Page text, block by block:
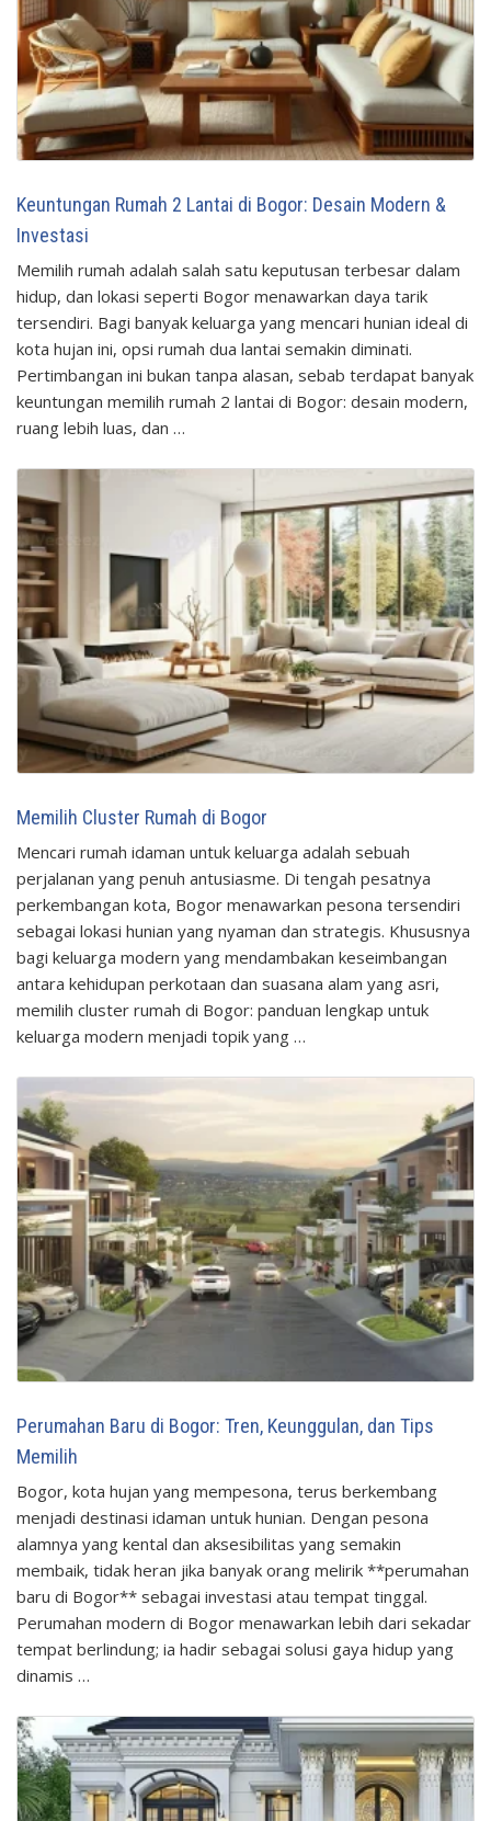
Keuntungan Rumah 2 Lantai di Bogor: Desain Modern &
Investasi
Memilih rumah adalah salah satu keputusan terbesar dalam
hidup, dan lokasi seperti Bogor menawarkan daya tarik
tersendiri. Bagi banyak keluarga yang mencari hunian ideal di
kota hujan ini, opsi rumah dua lantai semakin diminati.
Pertimbangan ini bukan tanpa alasan, sebab terdapat banyak
keuntungan memilih rumah 2 lantai di Bogor: desain modern,
ruang lebih luas, dan …
Memilih Cluster Rumah di Bogor
Mencari rumah idaman untuk keluarga adalah sebuah
perjalanan yang penuh antusiasme. Di tengah pesatnya
perkembangan kota, Bogor menawarkan pesona tersendiri
sebagai lokasi hunian yang nyaman dan strategis. Khususnya
bagi keluarga modern yang mendambakan keseimbangan
antara kehidupan perkotaan dan suasana alam yang asri,
memilih cluster rumah di Bogor: panduan lengkap untuk
keluarga modern menjadi topik yang …
Perumahan Baru di Bogor: Tren, Keunggulan, dan Tips
Memilih
Bogor, kota hujan yang mempesona, terus berkembang
menjadi destinasi idaman untuk hunian. Dengan pesona
alamnya yang kental dan aksesibilitas yang semakin
membaik, tidak heran jika banyak orang melirik **perumahan
baru di Bogor** sebagai investasi atau tempat tinggal.
Perumahan modern di Bogor menawarkan lebih dari sekadar
tempat berlindung; ia hadir sebagai solusi gaya hidup yang
dinamis …